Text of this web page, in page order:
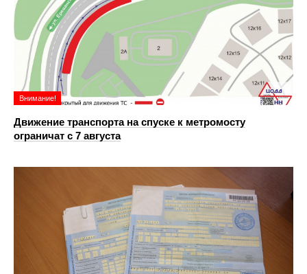
Внимание!
Движение транспорта на спуске к метромосту
ограничат с 7 августа